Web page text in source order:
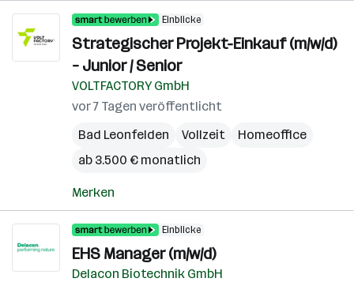
Einblicke
Strategischer Projekt-Einkauf (m/w/d)
– Junior / Senior
VOLTFACTORY GmbH
vor 7 Tagen veröffentlicht
Bad Leonfelden
Vollzeit
Homeoffice
ab 3.500 € monatlich
Merken
Einblicke
EHS Manager (m/w/d)
Delacon Biotechnik GmbH